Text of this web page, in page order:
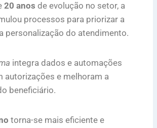
20 anos de evolução no setor, a
processos para priorizar a
personalização do atendimento.
integra dados e automações
autorizações e melhoram a
beneficiário.
torna-se mais eficiente e